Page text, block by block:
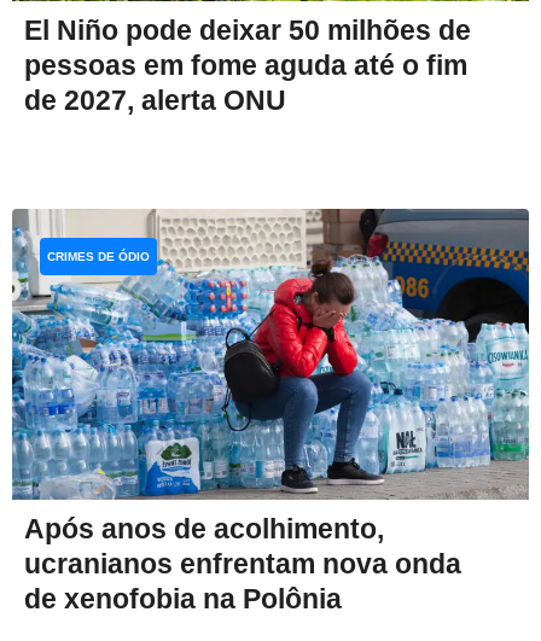
El Niño pode deixar 50 milhões de
pessoas em fome aguda até o fim
de 2027, alerta ONU
Após anos de acolhimento,
ucranianos enfrentam nova onda
de xenofobia na Polônia
CRIMES DE ÓDIO